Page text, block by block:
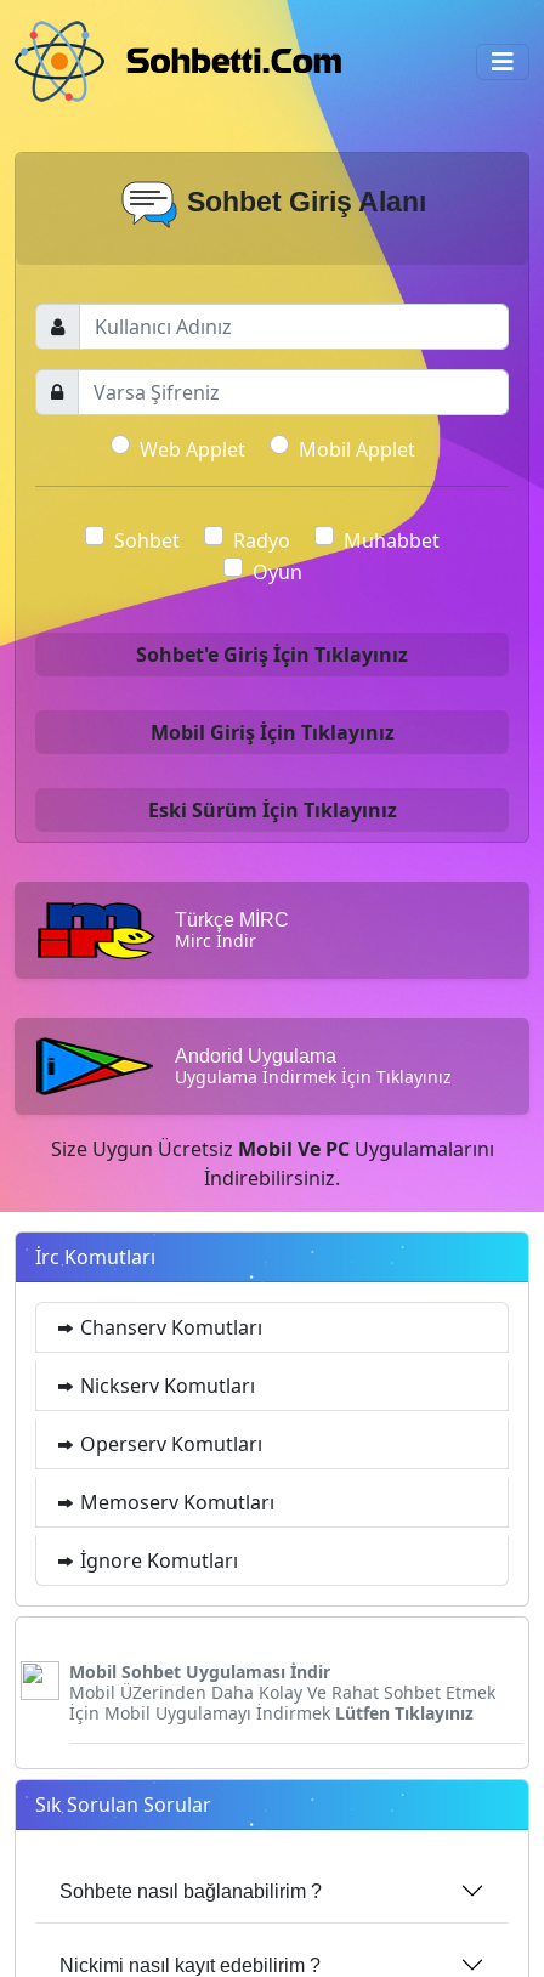
Sohbet Giriş Alanı
Web Applet Mobil Applet
Sohbet Radyo
Muhabbet
Oyun
Sohbet'e Giriş İçin Tıklayınız
Mobil Giriş İçin Tıklayınız
Eski Sürüm İçin Tıklayınız
Türkçe MİRC
Mirc İndir
Andorid Uygulama
Uygulama İndirmek İçin Tıklayınız
Size Uygun Ücretsiz Mobil Ve PC Uygulamalarını
İndirebilirsiniz.
İrc Komutları
Chanserv Komutları
Nickserv Komutları
Operserv Komutları
Memoserv Komutları
İgnore Komutları
Mobil Sohbet Uygulaması İndir
Mobil ÜZerinden Daha Kolay Ve Rahat Sohbet Etmek
İçin Mobil Uygulamayı İndirmek Lütfen Tıklayınız
Sık Sorulan Sorular
Sohbete nasıl bağlanabilirim ?
Nickimi nasıl kayıt edebilirim ?